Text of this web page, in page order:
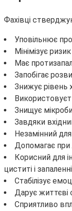
Фахівці
Уповільнює
Мінімізує
Має
Запобігає
Знижує рівень
Знищує мікроби
Завдяки
Незамінний
Допомагає при
Корисний для
циститі і
Стабілізує
Дарує життєві
Сприятливо